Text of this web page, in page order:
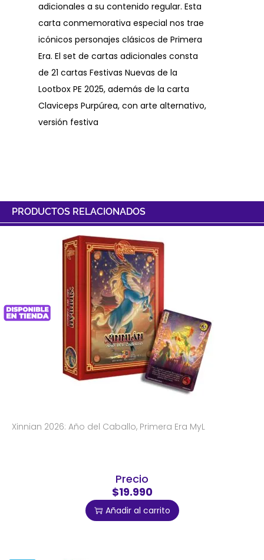
adicionales a su contenido regular. Esta
carta conmemorativa especial nos trae
icónicos personajes clásicos de Primera
Era. El set de cartas adicionales consta
de 21 cartas Festivas Nuevas de la
Lootbox PE 2025, además de la carta
Claviceps Purpúrea, con arte alternativo,
versión festiva
PRODUCTOS RELACIONADOS
Xinnian 2026: Año del Caballo, Primera Era MyL
Precio
$19.990
Añadir al carrito